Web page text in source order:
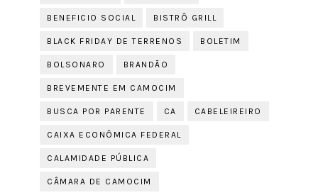
BENEFICIO SOCIAL BISTRÔ GRILL
BLACK FRIDAY DE TERRENOS BOLETIM
BOLSONARO BRANDÃO
BREVEMENTE EM CAMOCIM
BUSCA POR PARENTE CA CABELEIREIRO
CAIXA ECONÔMICA FEDERAL
CALAMIDADE PÚBLICA
CÂMARA DE CAMOCIM